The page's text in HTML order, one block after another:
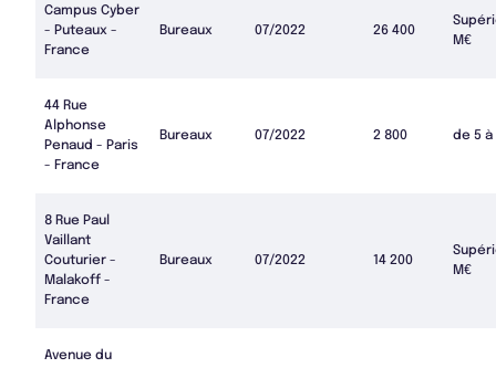
Campus Cyber
- Puteaux -
France
Bureaux 07/2022 26 400
M€
44 Rue
Alphonse
Penaud - Paris
- France
Bureaux 07/2022 2 800 de 5 à
8 Rue Paul
Vaillant
Couturier -
Malakoff -
France
Bureaux 07/2022 14 200
M€
Avenue du